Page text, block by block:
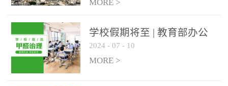
绿色家居
MORE >
学校假期将至 | 教育部办公
厅关于加强学校新建校舍室
内空气质量管理通知
2024 - 07 - 10
MORE >